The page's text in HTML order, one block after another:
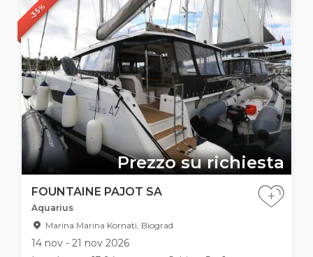
-35%
Prezzo su richiesta
FOUNTAINE PAJOT SA
Aquarius
Marina Marina Kornati, Biograd
14 nov - 21 nov 2026
+